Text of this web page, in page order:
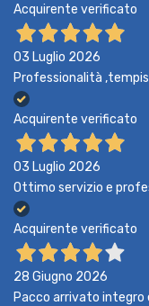
Acquirente verificato
03 Luglio 2026
Professionalità
Acquirente verificato
03 Luglio 2026
Ottimo servizio e
Acquirente verificato
28 Giugno 2026
Pacco arrivato integro